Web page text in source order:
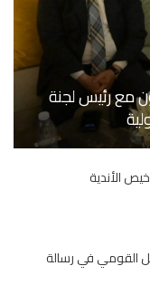
مع رئيس لجنة
الأندية
القومي في رسالة